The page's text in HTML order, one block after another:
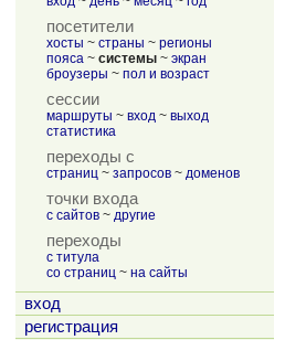
посетители
хосты ~ страны ~ регионы
пояса ~ системы ~ экран
броузеры ~ пол и возраст
сессии
маршруты ~ вход ~ выход
статистика
переходы с
страниц ~ запросов ~ доменов
точки входа
с сайтов ~ другие
переходы
с титула
со страниц ~ на сайты
вход
регистрация